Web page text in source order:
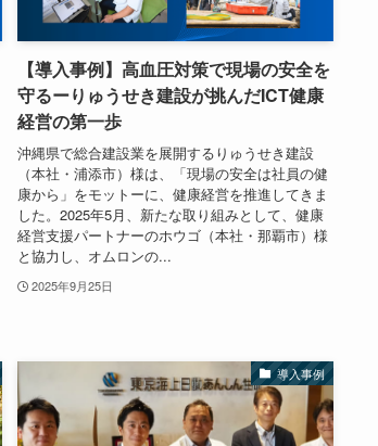
【導入事例】高血圧対策で現場の安全を
守るーりゅうせき建設が挑んだICT健康
経営の第一歩
沖縄県で総合建設業を展開するりゅうせき建設
（本社・浦添市）様は、「現場の安全は社員の健
康から」をモットーに、健康経営を推進してきま
した。2025年5月、新たな取り組みとして、健康
経営支援パートナーのホウゴ（本社・那覇市）様
と協力し、オムロンの...
2025年9月25日
導入事例